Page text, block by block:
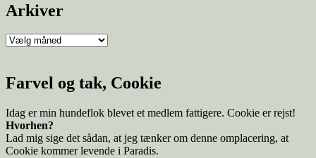
Arkiver
Farvel og tak, Cookie
Idag er min hundeflok blevet et medlem fattigere. Cookie er rejst!
Hvorhen?
Lad mig sige det sådan, at jeg tænker om denne omplacering, at
Cookie kommer levende i Paradis.